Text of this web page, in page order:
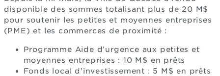
disponible des sommes totalisant plus de 20 M$
pour soutenir les petites et moyennes entreprises
(PME) et les commerces de proximité :
Programme Aide d’urgence aux petites et
moyennes entreprises : 10 M$ en prêts
Fonds local d’investissement : 5 M$ en prêts